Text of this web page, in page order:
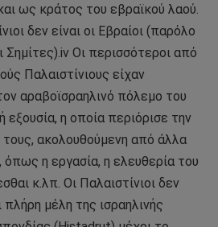
ως κράτος του εβραϊκού λαού.
δεν είναι οι Εβραίοι (παρόλο
Σημίτες).iv Οι περισσότεροι από
Παλαιστίνιους είχαν
αραβοϊσραηλινό πόλεμο του
εξουσία, η οποία περιόρισε την
τους, ακολουθούμενη από άλλα
όπως η εργασία, η ελευθερία του
κ.λπ. Οι Παλαιστίνιοι δεν
μέλη της ισραηλινής